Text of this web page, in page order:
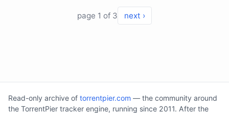
page 1 of 3 next ›
Read-only archive of torrentpier.com — the community around
the TorrentPier tracker engine, running since 2011. After the